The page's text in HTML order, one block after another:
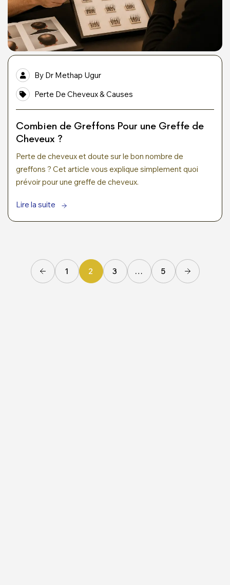
By Dr Methap Ugur
Perte De Cheveux & Causes
Combien de Greffons Pour une Greffe de
Cheveux ?
Perte de cheveux et doute sur le bon nombre de
greffons ? Cet article vous explique simplement quoi
prévoir pour une greffe de cheveux.
Lire la suite
1 2 3 … 5